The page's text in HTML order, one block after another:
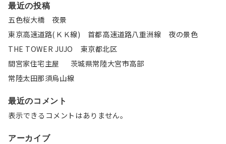
最近の投稿
五色桜大橋 夜景
東京高速道路(ＫＫ線) 首都高速道路八重洲線 夜の景色
THE TOWER JUJO 東京都北区
間宮家住宅主屋 茨城県常陸大宮市高部
常陸太田那須烏山線
最近のコメント
表示できるコメントはありません。
アーカイブ